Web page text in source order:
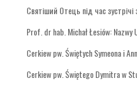
Святіший Отець під час
Prof. dr hab. Michał Łesiów: Nazwy
Cerkiew pw. Świętych Symeona i
Cerkiew pw. Świętego Dymitra w